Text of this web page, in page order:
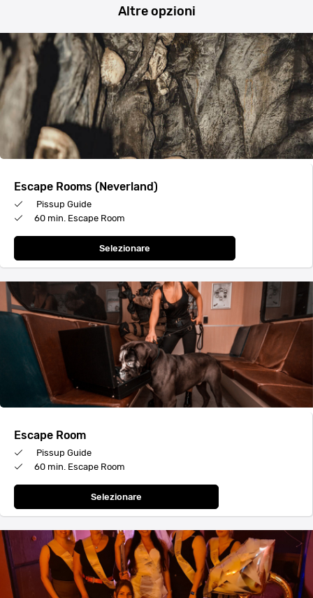
Altre opzioni
Escape Rooms (Neverland)
Pissup Guide
60 min. Escape Room
Selezionare
Escape Room
Pissup Guide
60 min. Escape Room
Selezionare